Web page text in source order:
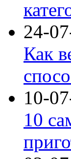
24-
Как
10-
10